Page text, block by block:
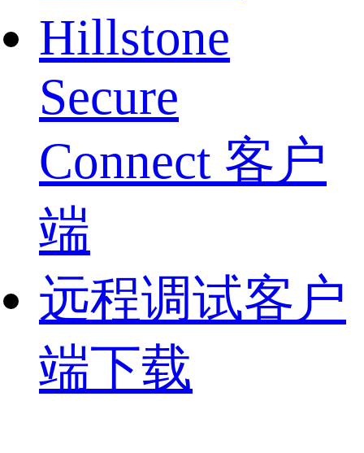
Hillstone
Secure
Connect 客户
端
远程调试客户
端下载